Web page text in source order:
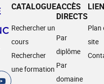
CATALOGUE
Rechercher un
cours
Rechercher
une formation
ACCÈS
DIRECTS
Par
diplôme
Par
domaine
Plan
site